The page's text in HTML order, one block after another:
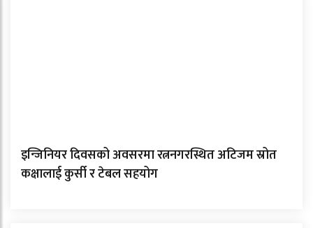
इन्जिनियर दिवसको अवसरमा रत्ननगरस्थित अटिजम स्रोत
कक्षालाई कुर्सी र टेबल सहयोग